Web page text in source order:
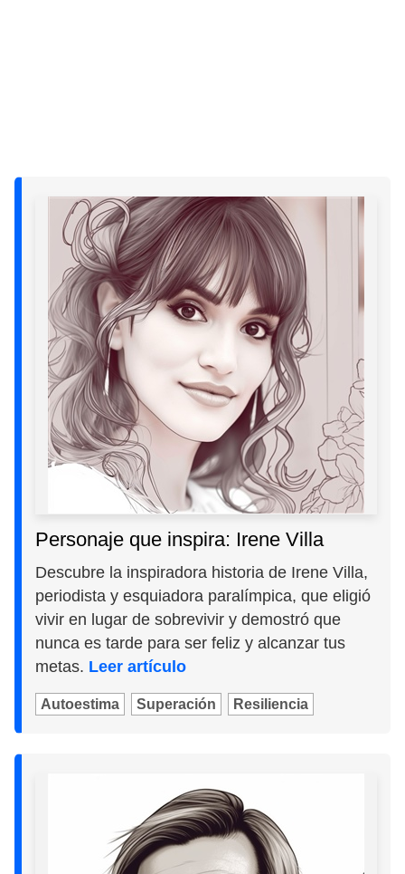
Personaje que inspira: Irene Villa
Descubre la inspiradora historia de Irene Villa,
periodista y esquiadora paralímpica, que eligió
vivir en lugar de sobrevivir y demostró que
nunca es tarde para ser feliz y alcanzar tus
metas. Leer artículo
Autoestima Superación Resiliencia